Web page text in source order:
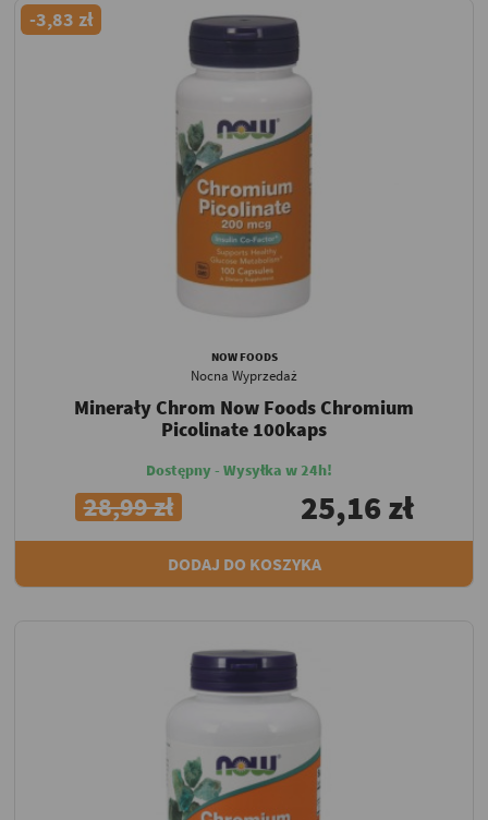
-3,83 zł
NOW FOODS
Nocna Wyprzedaż
Minerały Chrom Now Foods Chromium
Picolinate 100kaps
Dostępny - Wysyłka w 24h!
28,99 zł 25,16 zł
DODAJ DO KOSZYKA